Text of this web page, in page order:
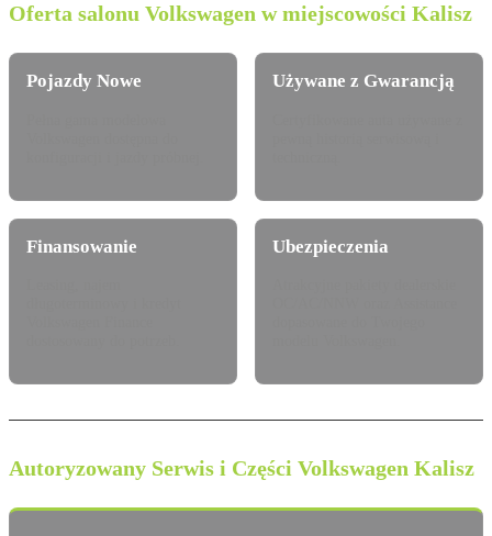
Oferta salonu Volkswagen w miejscowości Kalisz
Pojazdy Nowe Używane z Gwarancją
Finansowanie Ubezpieczenia
Autoryzowany Serwis i Części Volkswagen Kalisz